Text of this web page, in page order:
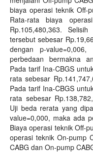
biaya operasi teknik Off-
Rata-rata biaya
Rp.105,480,363.
tersebut sebesar
dengan p-
perbedaan bermakna
Pada tarif Ina-CBGS
rata sebesar
Pada tarif Ina-CBGS
rata sebesar
Uji beda rerata yang
value=0,000, maka ada
Biaya operasi teknik Off-
operasi teknik On-pump
CABG dan On-pump